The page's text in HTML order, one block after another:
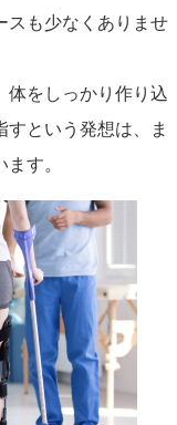
スも少なくありませ
体をしっかり作り込
という発想は、ま
す。